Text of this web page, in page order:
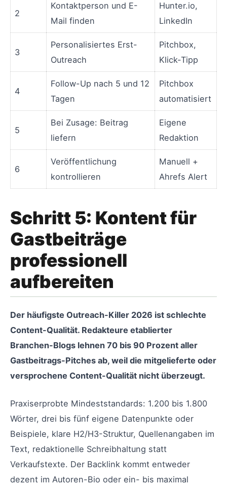
2
Kontaktperson und E-
Mail finden
Hunter.io,
LinkedIn
3
Personalisiertes Erst-
Outreach
Pitchbox,
Klick-Tipp
4
Follow-Up nach 5 und 12
Tagen
Pitchbox
automatisiert
5
Bei Zusage: Beitrag
liefern
Eigene
Redaktion
6
Veröffentlichung
kontrollieren
Manuell +
Ahrefs Alert
Schritt 5: Kontent für
Gastbeiträge
professionell
aufbereiten
Der häufigste Outreach-Killer 2026 ist schlechte
Content-Qualität. Redakteure etablierter
Branchen-Blogs lehnen 70 bis 90 Prozent aller
Gastbeitrags-Pitches ab, weil die mitgelieferte oder
versprochene Content-Qualität nicht überzeugt.
Praxiserprobte Mindeststandards: 1.200 bis 1.800
Wörter, drei bis fünf eigene Datenpunkte oder
Beispiele, klare H2/H3-Struktur, Quellenangaben im
Text, redaktionelle Schreibhaltung statt
Verkaufstexte. Der Backlink kommt entweder
dezent im Autoren-Bio oder ein- bis maximal